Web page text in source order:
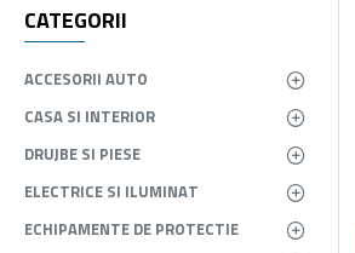
CATEGORII
ACCESORII AUTO
CASA SI INTERIOR
DRUJBE SI PIESE
ELECTRICE SI ILUMINAT
ECHIPAMENTE DE PROTECTIE